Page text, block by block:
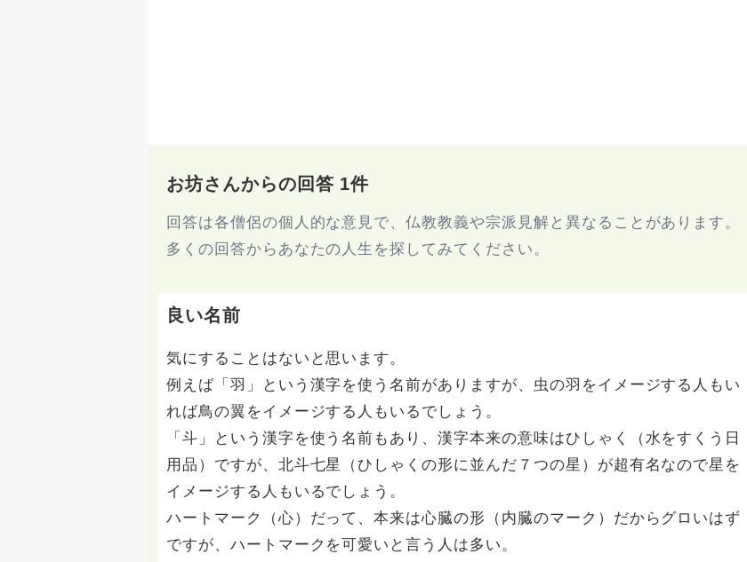
お坊さんからの回答 1件
回答は各僧侶の個人的な意見で、仏教教義や宗派見解と異なることがあります。
多くの回答からあなたの人生を探してみてください。
良い名前
気にすることはないと思います。
例えば「羽」という漢字を使う名前がありますが、虫の羽をイメージする人もい
れば鳥の翼をイメージする人もいるでしょう。
「斗」という漢字を使う名前もあり、漢字本来の意味はひしゃく（水をすくう日
用品）ですが、北斗七星（ひしゃくの形に並んだ７つの星）が超有名なので星を
イメージする人もいるでしょう。
ハートマーク（心）だって、本来は心臓の形（内臓のマーク）だからグロいはず
ですが、ハートマークを可愛いと言う人は多い。